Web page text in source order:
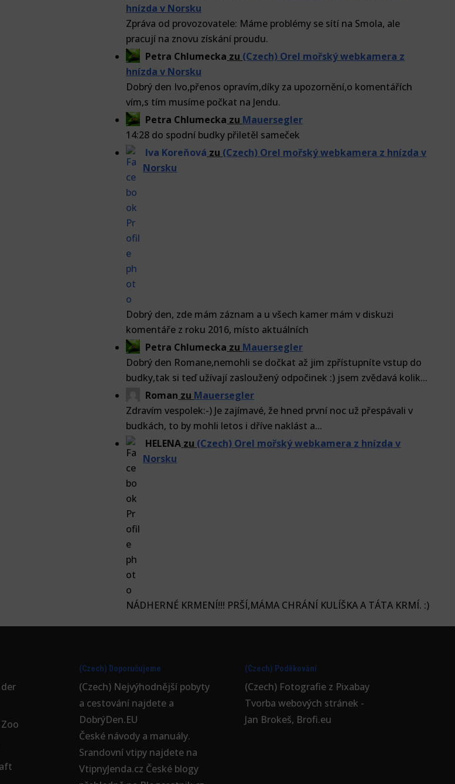
hnízda v Norsku
Zpráva od provozovatele: Máme problémy se sítí na Smola, ale
pracují na znovu získání proudu.
Petra Chlumecka zu (Czech) Orel mořský webkamera z
hnízda v Norsku
Dobrý den Ivo,přenos opravím,díky za upozornění,o komentářích
vím,s tím musíme počkat na Jendu.
Petra Chlumecka zu Mauersegler
14:28 do spodní budky přiletěl sameček
Iva Koreňová zu (Czech) Orel mořský webkamera z hnízda v
Norsku
Dobrý den, zde mám záznam a u všech kamer mám v diskuzi
komentáře z roku 2016, místo aktuálních
Petra Chlumecka zu Mauersegler
Dobrý den Romane,nemohli se dočkat až jim zpřístupníte vstup do
budky,tak si teď užívají zasloužený odpočinek :) jsem zvědavá kolik...
Roman zu Mauersegler
Zdravím vespolek:-) Je zajímavé, že hned první noc už přespávali v
budkách, to by mohli letos i dříve naklást a...
HELENA zu (Czech) Orel mořský webkamera z hnízda v
Norsku
NÁDHERNÉ KRMENÍ!!! PRŠÍ,MÁMA CHRÁNÍ KULÍŠKA A TÁTA KRMÍ. :)
(Czech) Doporučujeme
(Czech) Nejvýhodnější pobyty
a cestování najdete a
DobrýDen.EU
České návodya manuály.
Srandovní vtipy najdete na
VtipnyJenda.cz České blogy
(Czech) Poděkování
(Czech) Fotografie z Pixabay
Tvorba webových stránek -
Jan Brokeš, Brofi.eu